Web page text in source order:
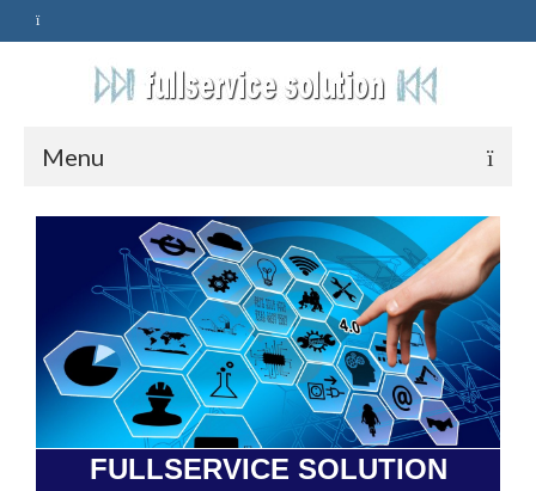
Menu
HOME
ASSISTENZA
POLITICA
Qualità
PRIVACY
FULLSERVICE SOLUTION